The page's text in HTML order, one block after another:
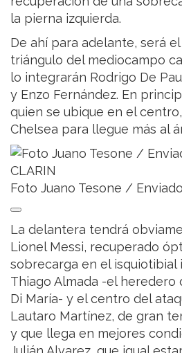
la pierna izquierda.
De ahí para adelante, será
triángulo del mediocampo
lo integrarán Rodrigo De
y Enzo Fernández. En
quien se ubique en el
Chelsea para llegue más al
Foto Juano Tesone /
La delantera tendrá
Lionel Messi, recuperado
sobrecarga en el isquiotibial
Thiago Almada -el heredero
Di María- y el centro del
Lautaro Martínez, de gran
y que llega en mejores